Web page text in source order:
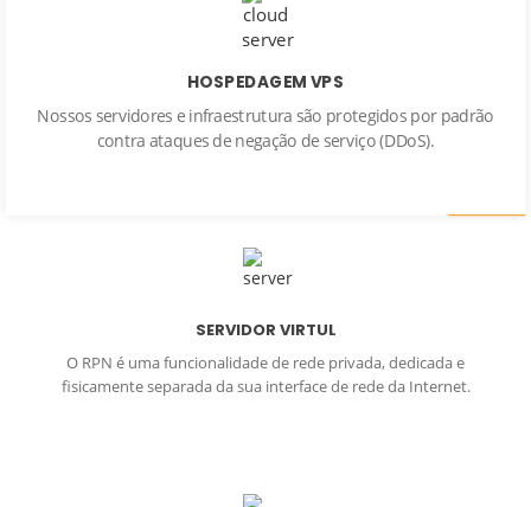
HOSPEDAGEM VPS
Nossos servidores e infraestrutura são protegidos por padrão
contra ataques de negação de serviço (DDoS).
SERVIDOR VIRTUL
O RPN é uma funcionalidade de rede privada, dedicada e
fisicamente separada da sua interface de rede da Internet.